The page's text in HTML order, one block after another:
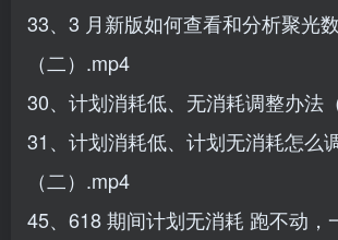
33、3 月新版如何查看和分析聚光
（二）.mp4
30、计划消耗低、无消耗调整办法
31、计划消耗低、计划无消耗怎么
（二）.mp4
45、618 期间计划无消耗 跑不动，